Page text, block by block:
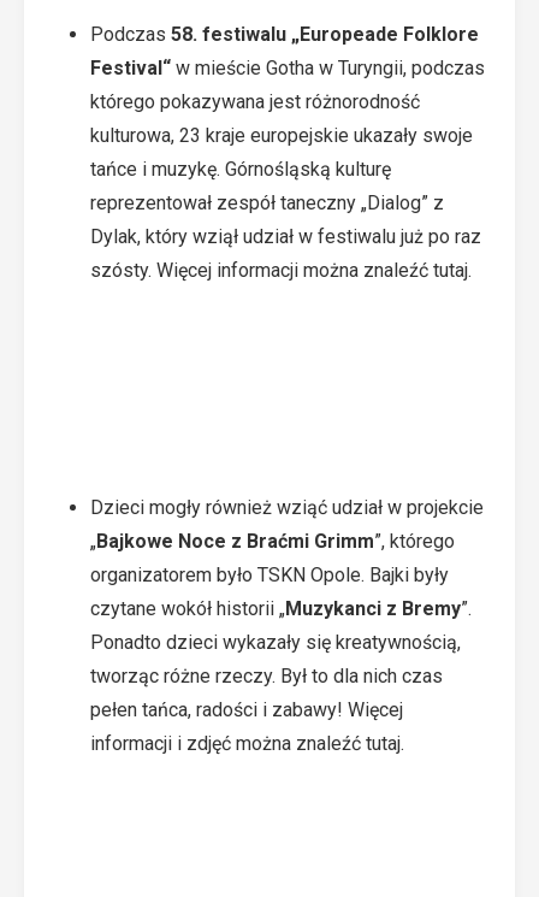
Podczas 58. festiwalu „Europeade Folklore
Festival“ w mieście Gotha w Turyngii, podczas
którego pokazywana jest różnorodność
kulturowa, 23 kraje europejskie ukazały swoje
tańce i muzykę. Górnośląską kulturę
reprezentował zespół taneczny „Dialog” z
Dylak, który wziął udział w festiwalu już po raz
szósty. Więcej informacji można znaleźć tutaj.
Dzieci mogły również wziąć udział w projekcie
„Bajkowe Noce z Braćmi Grimm”, którego
organizatorem było TSKN Opole. Bajki były
czytane wokół historii „Muzykanci z Bremy”.
Ponadto dzieci wykazały się kreatywnością,
tworząc różne rzeczy. Był to dla nich czas
pełen tańca, radości i zabawy! Więcej
informacji i zdjęć można znaleźć tutaj.